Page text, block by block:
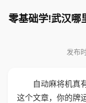
零基础学!武汉哪
发布
自动麻将机真
这个文章，你的牌